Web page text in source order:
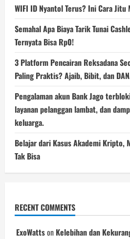
WIFI ID Nyantol Terus? Ini Cara Jitu
Semahal Apa Biaya Tarik Tunai
Ternyata Bisa Rp0!
3 Platform Pencairan Reksadana
Paling Praktis? Ajaib, Bibit, dan
Pengalaman akun Bank Jago
layanan pelanggan lambat, dan
keluarga.
Belajar dari Kasus Akademi Kripto,
Tak Bisa
RECENT COMMENTS
ExoWattson Kelebihan dan